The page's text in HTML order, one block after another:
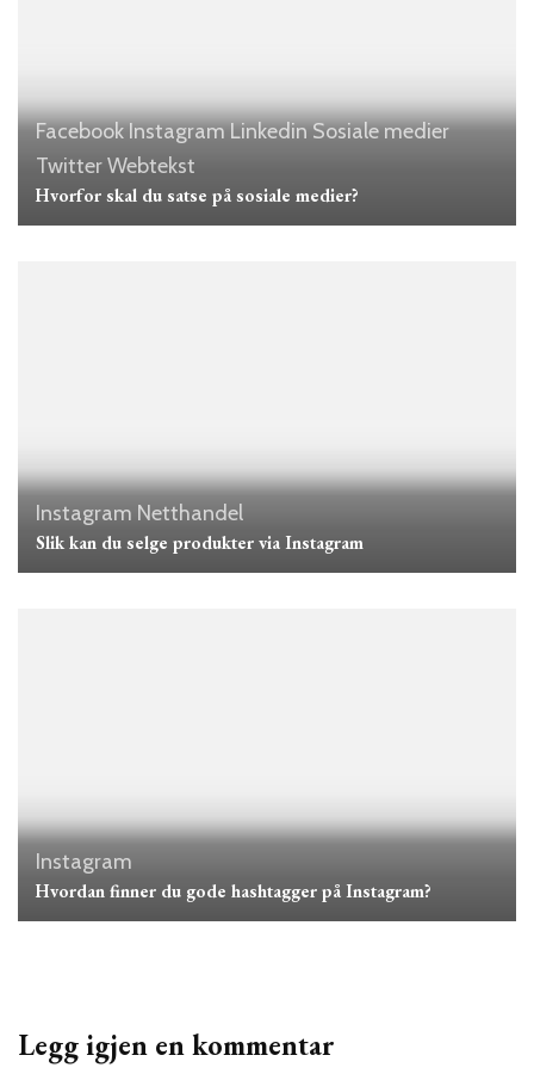
FacebookInstagramLinkedinSosiale medier
TwitterWebtekst
Hvorfor skal du satse på sosiale medier?
Instagram Netthandel
Slik kan du selge produkter via Instagram
Instagram
Hvordan finner du gode hashtagger på Instagram?
Legg igjen en kommentar